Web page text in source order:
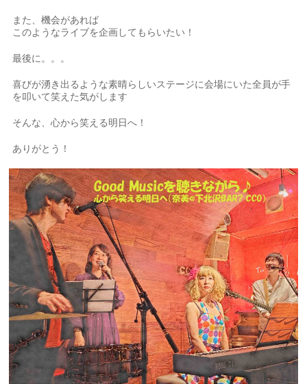
また、機会があれば
このようなライブを企画してもらいたい！
最後に。。。
喜びが湧き出るような素晴らしいステージに会場にいた全員が手
を叩いて笑えた気がします
そんな、心から笑える明日へ！
ありがとう！